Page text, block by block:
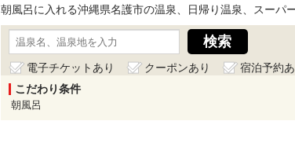
朝風呂に入れる沖縄県名護市の温泉、日帰り温泉、スーパ
電子チケットあり クーポンあり 宿泊予約
こだわり条件
朝風呂